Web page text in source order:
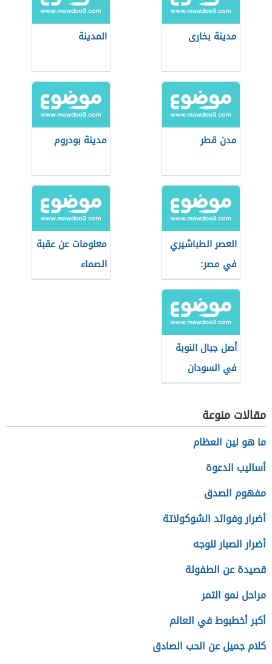
مدينة بخارى المدينة
مدن قطر مدينة بودروم
العصر الطباشيري
في مصر:
الجيولوجيا
والأحداث
معلومات عن عقبة
الصماء
أصل جبال النوبة
في السودان
مقالات منوعة
ما هو لين العظام
أساليب الدعوة
مفهوم الصدق
أضرار وفوائد الشوكولاتة
أضرار الصبار للوجه
قصيدة عن الطفولة
مراحل نمو التمر
أكبر أخطبوط في العالم
كلام جميل عن الحب الصادق